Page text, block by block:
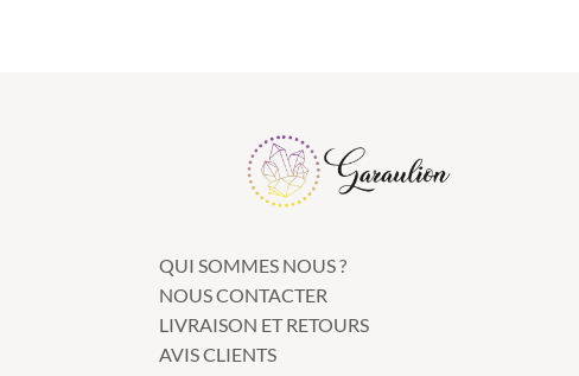
QUI SOMMES NOUS ?
NOUS CONTACTER
LIVRAISON ET RETOURS
AVIS CLIENTS